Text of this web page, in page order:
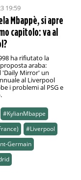
19:59
Mbappè, si apre
capitolo: va al
ha rifiutato la
araba:
'Daily Mirror' un
al Liverpool
i problemi al PSG e
#KylianMbappe
#Liverpool
Germain